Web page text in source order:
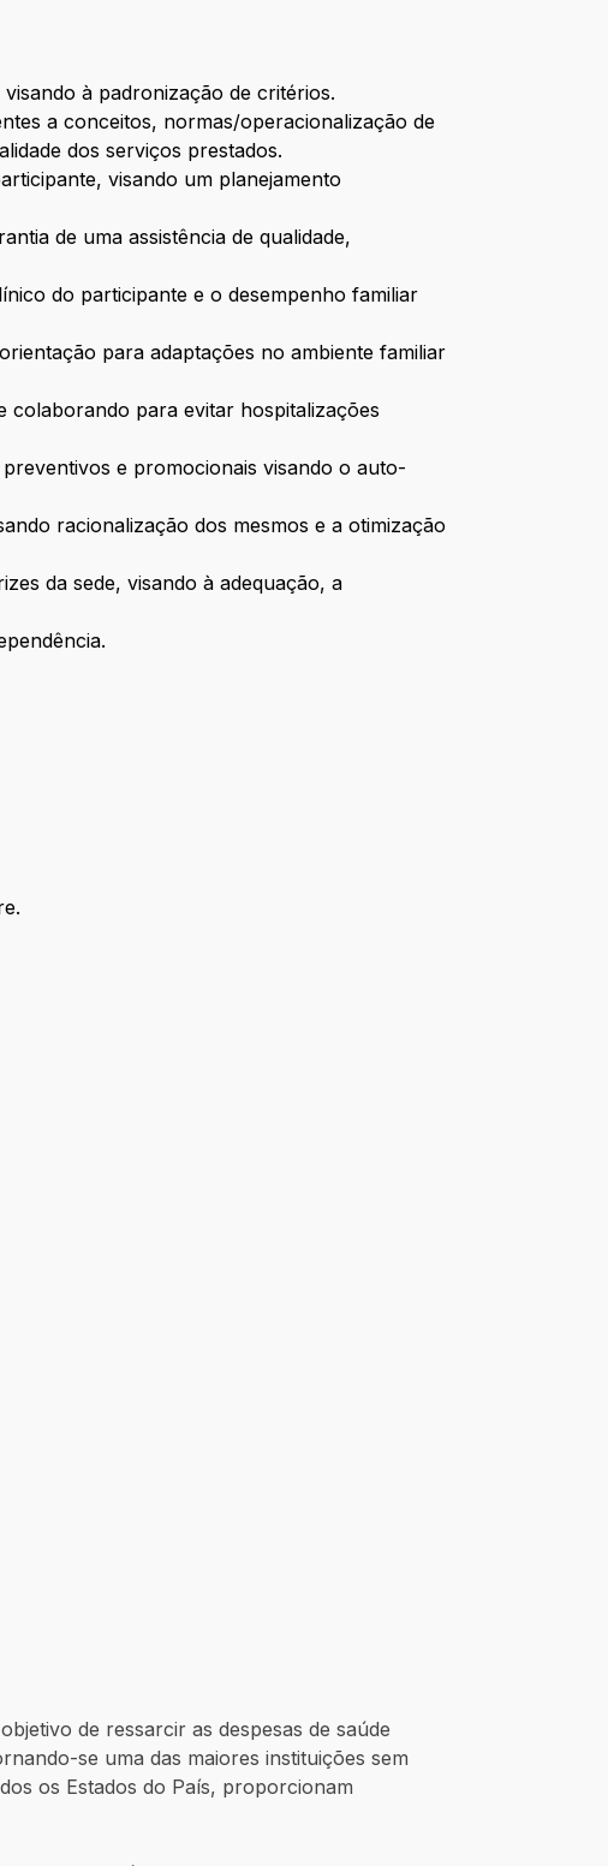
à padronização de critérios.
a conceitos, normas/operacionalização de
dos serviços prestados.
visando um planejamento
de uma assistência de qualidade,
do participante e o desempenho familiar
para adaptações no ambiente familiar
colaborando para evitar hospitalizações
e promocionais visando o auto-
racionalização dos mesmos e a otimização
da sede, visando à adequação, a
de ressarcir as despesas de saúde
se uma das maiores instituições sem
os Estados do País, proporcionam